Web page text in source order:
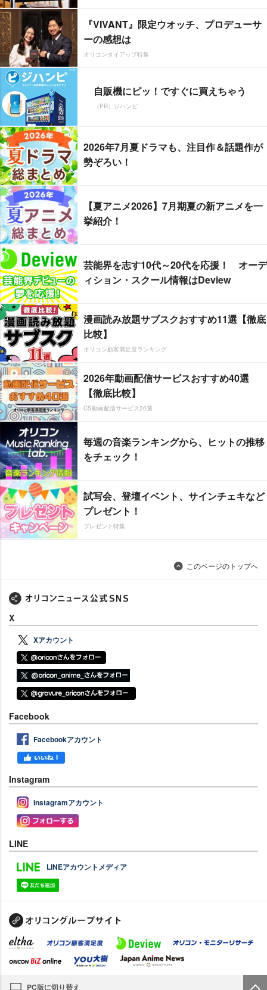
『VIVANT』限定ウオッチ、プロデューサ
ーの感想は
オリコンタイアップ特集
自販機にピッ！ですぐに買えちゃう
（PR）ジハンピ
2026年7月夏ドラマも、注目作＆話題作が
勢ぞろい！
【夏アニメ2026】7月期夏の新アニメを一
挙紹介！
芸能界を志す10代～20代を応援！ オーデ
ィション・スクール情報はDeview
漫画読み放題サブスクおすすめ11選【徹底
比較】
オリコン顧客満足度ランキング
2026年動画配信サービスおすすめ40選
【徹底比較】
CS動画配信サービス20選
毎週の音楽ランキングから、ヒットの推移
をチェック！
試写会、登壇イベント、サインチェキなど
プレゼント！
プレゼント特集
このページのトップへ
X
Xアカウント
Facebook
Facebookアカウント
Instagram
Instagramアカウント
LINE
LINEアカウントメディア
PC版に切り替え